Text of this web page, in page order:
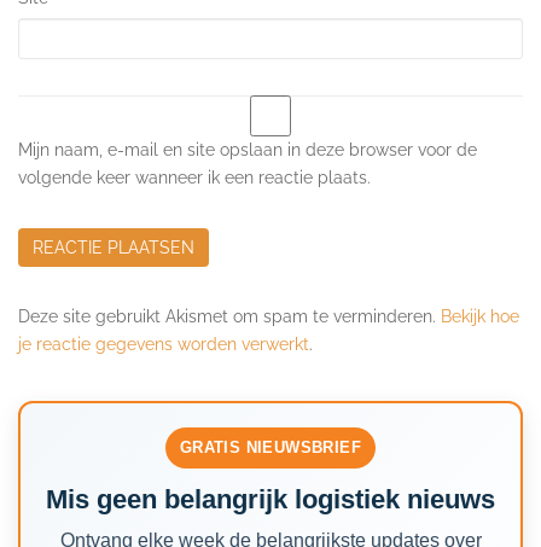
Mijn naam, e-mail en site opslaan in deze browser voor de
volgende keer wanneer ik een reactie plaats.
Deze site gebruikt Akismet om spam te verminderen. Bekijk hoe
je reactie gegevens worden verwerkt.
GRATIS NIEUWSBRIEF
Mis geen belangrijk logistiek nieuws
Ontvang elke week de belangrijkste updates over